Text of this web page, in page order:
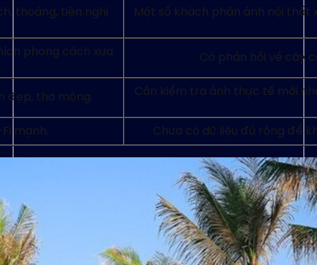
thoáng, tiện nghi Một số khách phản ánh nội thất
phong cách xưa Có phản hồi về cây
đẹp, thơ mộng. Cần kiểm tra ảnh thực tế mới
mạnh. Chưa có dữ liệu đủ rộng để